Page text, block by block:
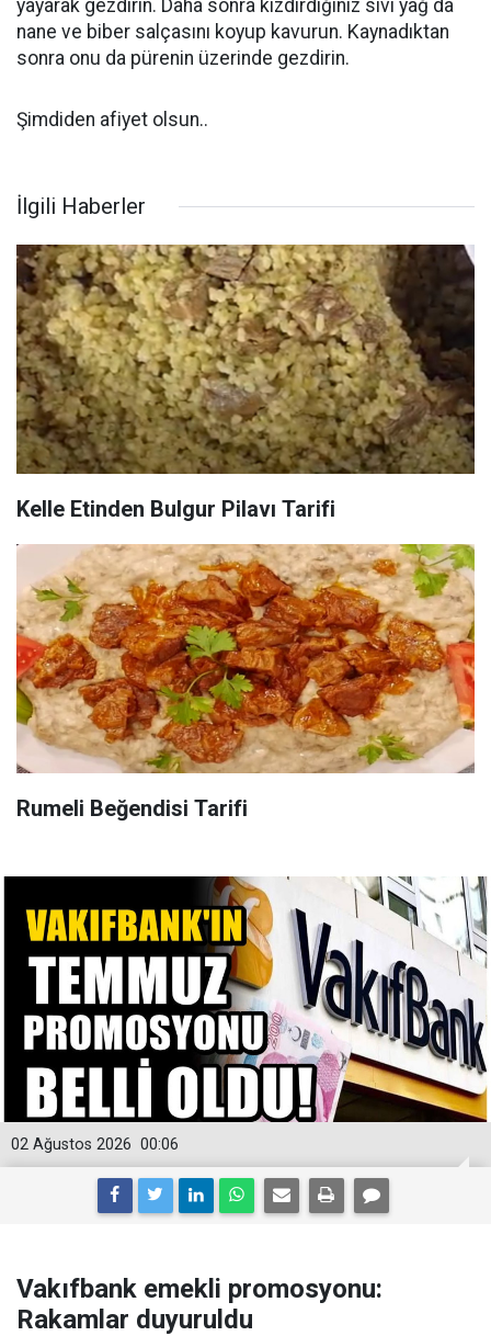
yayarak gezdirin. Daha sonra kızdırdığınız sıvı yağ da
nane ve biber salçasını koyup kavurun. Kaynadıktan
sonra onu da pürenin üzerinde gezdirin.
Şimdiden afiyet olsun..
İlgili Haberler
Kelle Etinden Bulgur Pilavı Tarifi
Rumeli Beğendisi Tarifi
00:06
02 Ağustos 2026
Vakıfbank emekli promosyonu:
Rakamlar duyuruldu